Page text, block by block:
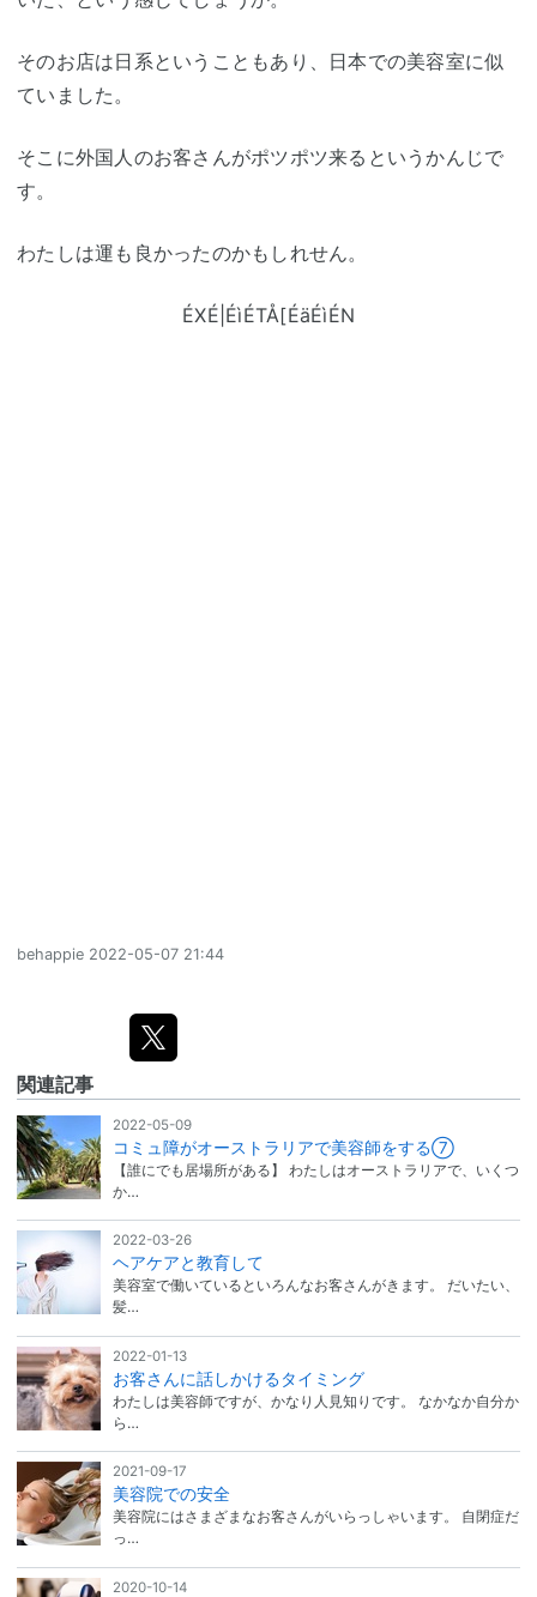
そのお店は日系ということもあり、日本での美容室に似
ていました。
そこに外国人のお客さんがポツポツ来るというかんじで
す。
わたしは運も良かったのかもしれせん。
ÉXÉ|ÉìÉTÅ[ÉäÉìÉN
behappie 2022-05-07 21:44
関連記事
2022-05-09
コミュ障がオーストラリアで美容師をする⑦
【誰にでも居場所がある】 わたしはオーストラリアで、いくつ
か…
2022-03-26
ヘアケアと教育して
美容室で働いているといろんなお客さんがきます。 だいたい、
髪…
2022-01-13
お客さんに話しかけるタイミング
わたしは美容師ですが、かなり人見知りです。 なかなか自分か
ら…
2021-09-17
美容院での安全
美容院にはさまざまなお客さんがいらっしゃいます。 自閉症だ
っ…
2020-10-14